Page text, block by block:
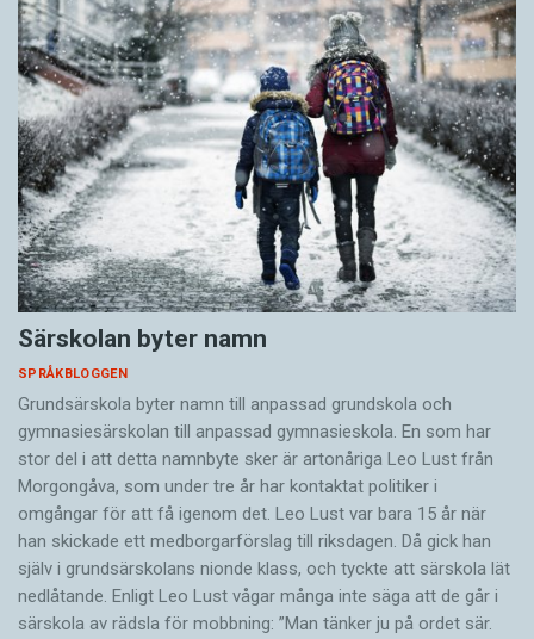
Särskolan byter namn
SPRÅKBLOGGEN
Grundsärskola byter namn till anpassad grundskola och
gymnasiesärskolan till anpassad gymnasieskola. En som har
stor del i att detta namnbyte sker är artonåriga Leo Lust från
Morgongåva, som under tre år har kontaktat politiker i
omgångar för att få igenom det. Leo Lust var bara 15 år när
han skickade ett medborgarförslag till riksdagen. Då gick han
själv i grundsärskolans nionde klass, och tyckte att särskola lät
nedlåtande. Enligt Leo Lust vågar många inte säga att de går i
särskola av rädsla för mobbning: ”Man tänker ju på ordet sär.